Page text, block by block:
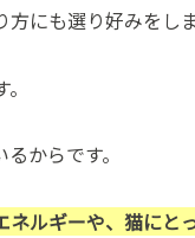
にも選り好みをしま
からです。
ルギーや、猫にと